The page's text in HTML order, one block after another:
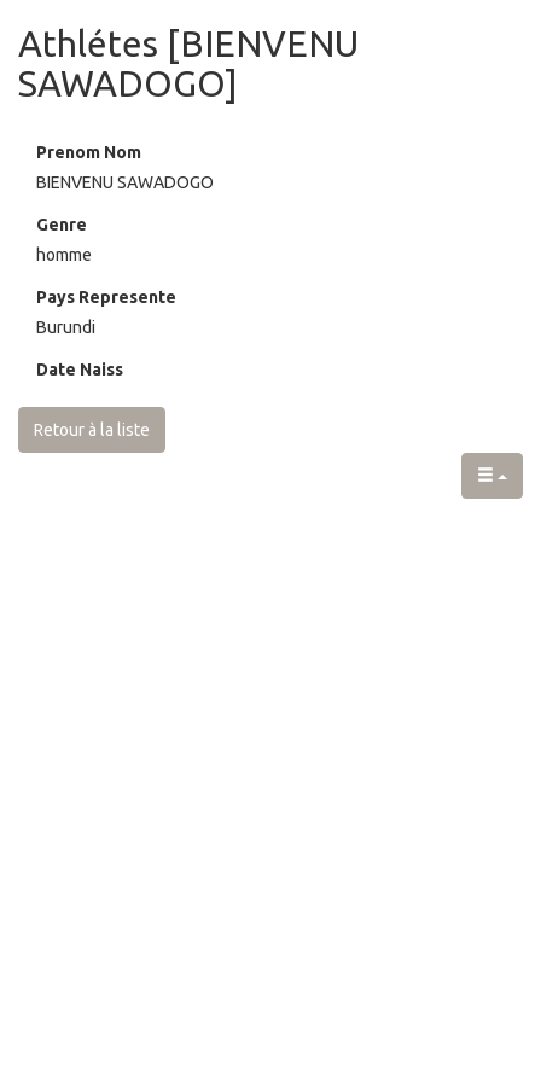
Athlétes [BIENVENU
SAWADOGO]
Prenom Nom
BIENVENU SAWADOGO
Genre
homme
Pays Represente
Burundi
Date Naiss
Retour à la liste